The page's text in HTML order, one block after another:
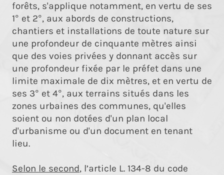
forêts, s'applique notamment, en vertu de ses
1° et 2°, aux abords de constructions,
chantiers et installations de toute nature sur
une profondeur de cinquante mètres ainsi
que des voies privées y donnant accès sur
une profondeur fixée par le préfet dans une
limite maximale de dix mètres, et en vertu de
ses 3° et 4°, aux terrains situés dans les
zones urbaines des communes, qu'elles
soient ou non dotées d'un plan local
d'urbanisme ou d'un document en tenant
lieu.
Selon le second, l’article L. 134-8 du code